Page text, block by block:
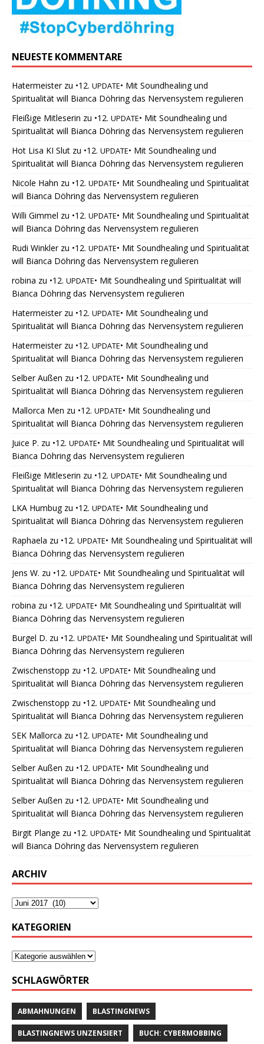
NEUESTE KOMMENTARE
Hatermeisterzu •12. UPDATE• Mit Soundhealing und
Spiritualität will Bianca Döhring das Nervensystem regulieren
Fleißige Mitleserin zu •12. UPDATE• Mit Soundhealing und
Spiritualität will Bianca Döhring das Nervensystem regulieren
Hot Lisa KI Slut zu •12. UPDATE• Mit Soundhealing und
Spiritualität will Bianca Döhring das Nervensystem regulieren
Nicole Hahn zu •12. UPDATE• Mit Soundhealing und Spiritualität
will Bianca Döhring das Nervensystem regulieren
Willi Gimmel zu •12. UPDATE• Mit Soundhealing und Spiritualität
will Bianca Döhring das Nervensystem regulieren
Rudi Winklerzu •12. UPDATE• Mit Soundhealing und Spiritualität
will Bianca Döhring das Nervensystem regulieren
robina zu •12. UPDATE• Mit Soundhealing und Spiritualität will
Bianca Döhring das Nervensystem regulieren
Hatermeisterzu •12. UPDATE• Mit Soundhealing und
Spiritualität will Bianca Döhring das Nervensystem regulieren
Hatermeisterzu •12. UPDATE• Mit Soundhealing und
Spiritualität will Bianca Döhring das Nervensystem regulieren
Selber Außen zu •12. UPDATE• Mit Soundhealing und
Spiritualität will Bianca Döhring das Nervensystem regulieren
Mallorca Men zu •12. UPDATE• Mit Soundhealing und
Spiritualität will Bianca Döhring das Nervensystem regulieren
Juice P. zu •12. UPDATE• Mit Soundhealing und Spiritualität will
Bianca Döhring das Nervensystem regulieren
Fleißige Mitleserin zu •12. UPDATE• Mit Soundhealing und
Spiritualität will Bianca Döhring das Nervensystem regulieren
LKA Humbugzu •12. UPDATE• Mit Soundhealing und
Spiritualität will Bianca Döhring das Nervensystem regulieren
Raphaela zu •12. UPDATE• Mit Soundhealing und Spiritualität will
Bianca Döhring das Nervensystem regulieren
Jens W. zu •12. UPDATE• Mit Soundhealing und Spiritualität will
Bianca Döhring das Nervensystem regulieren
robina zu •12. UPDATE• Mit Soundhealing und Spiritualität will
Bianca Döhring das Nervensystem regulieren
Burgel D. zu •12. UPDATE• Mit Soundhealing und Spiritualität will
Bianca Döhring das Nervensystem regulieren
Zwischenstopp zu •12. UPDATE• Mit Soundhealing und
Spiritualität will Bianca Döhring das Nervensystem regulieren
Zwischenstopp zu •12. UPDATE• Mit Soundhealing und
Spiritualität will Bianca Döhring das Nervensystem regulieren
SEK Mallorca zu •12. UPDATE• Mit Soundhealing und
Spiritualität will Bianca Döhring das Nervensystem regulieren
Selber Außen zu •12. UPDATE• Mit Soundhealing und
Spiritualität will Bianca Döhring das Nervensystem regulieren
Selber Außen zu •12. UPDATE• Mit Soundhealing und
Spiritualität will Bianca Döhring das Nervensystem regulieren
Birgit Plange zu •12. UPDATE• Mit Soundhealing und Spiritualität
will Bianca Döhring das Nervensystem regulieren
ARCHIV
KATEGORIEN
SCHLAGWÖRTER
ABMAHNUNGEN BLASTINGNEWS
BLASTINGNEWS UNZENSIERT BUCH: CYBERMOBBING